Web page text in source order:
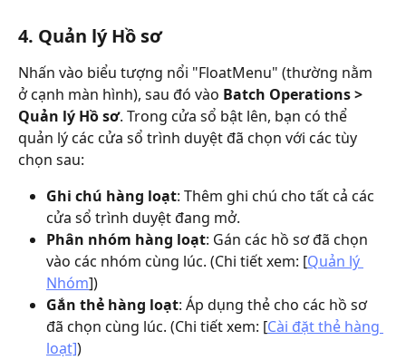
4. Quản lý Hồ sơ
Nhấn vào biểu tượng nổi "FloatMenu" (thường nằm
ở cạnh màn hình), sau đó vào Batch Operations >
Quản lý Hồ sơ. Trong cửa sổ bật lên, bạn có thể
quản lý các cửa sổ trình duyệt đã chọn với các tùy
chọn sau:
Ghi chú hàng loạt: Thêm ghi chú cho tất cả các
cửa sổ trình duyệt đang mở.
Phân nhóm hàng loạt: Gán các hồ sơ đã chọn
vào các nhóm cùng lúc. (Chi tiết xem: [Quản lý
Nhóm])
Gắn thẻ hàng loạt: Áp dụng thẻ cho các hồ sơ
đã chọn cùng lúc. (Chi tiết xem: [Cài đặt thẻ hàng
loạt])